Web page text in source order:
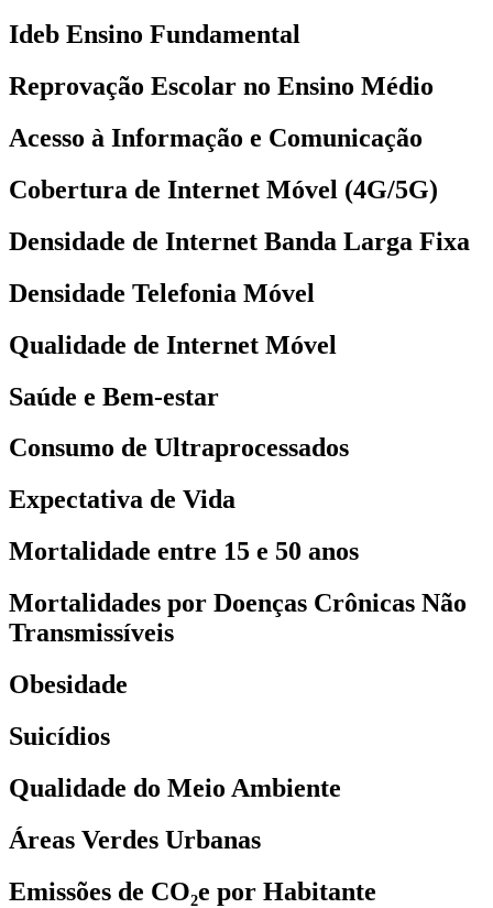
Ideb Ensino Fundamental
Reprovação Escolar no Ensino Médio
Acesso à Informação e Comunicação
Cobertura de Internet Móvel (4G/5G)
Densidade de Internet Banda Larga Fixa
Densidade Telefonia Móvel
Qualidade de Internet Móvel
Saúde e Bem-estar
Consumo de Ultraprocessados
Expectativa de Vida
Mortalidade entre 15 e 50 anos
Mortalidades por Doenças Crônicas Não
Transmissíveis
Obesidade
Suicídios
Qualidade do Meio Ambiente
Áreas Verdes Urbanas
Emissões de CO₂e por Habitante